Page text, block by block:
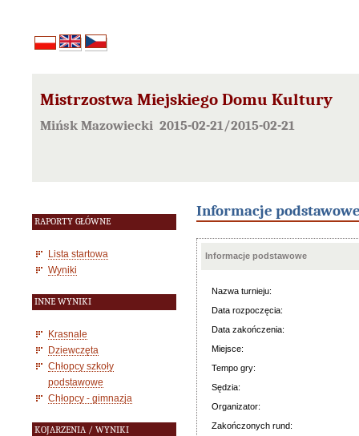
Mistrzostwa Miejskiego Domu Kultury
Mińsk Mazowiecki 2015-02-21/2015-02-21
RAPORTY GŁÓWNE
Lista startowa
Wyniki
INNE WYNIKI
Krasnale
Dziewczęta
Chłopcy szkoły
podstawowe
Chłopcy - gimnazja
KOJARZENIA / WYNIKI
Informacje
Informacje podstawowe
Nazwa turnieju:
Data rozpoczęcia:
Data zakończenia:
Miejsce:
Tempo gry:
Sędzia:
Organizator:
Zakończonych rund: